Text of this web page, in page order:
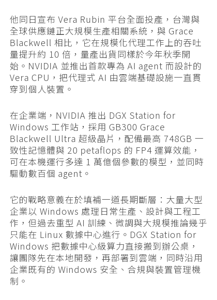
他同日宣布 Vera Rubin 平台全面投產，台灣與
全球供應鏈正大規模生產相關系統，與 Grace
Blackwell 相比，它在規模化代理工作上的吞吐
量提升約 10 倍，量產出貨同樣於今年秋季開
始。NVIDIA 並推出首款專為 AI agent 而設計的
Vera CPU，把代理式 AI 由雲端基礎設施一直貫
穿到個人裝置。
在企業端，NVIDIA 推出 DGX Station for
Windows 工作站，採用 GB300 Grace
Blackwell Ultra 超級晶片，配備最高 748GB 一
致性記憶體與 20 petaflops 的 FP4 運算效能，
可在本機運行多達 1 萬億個參數的模型，並同時
驅動數百個 agent。
它的戰略意義在於填補一道長期斷層：大量大型
企業以 Windows 處理日常生產、設計與工程工
作，但過去重型 AI 訓練、微調與大規模推論幾乎
只能在 Linux 數據中心進行。DGX Station for
Windows 把數據中心級算力直接搬到辦公桌，
讓團隊先在本地開發，再部署到雲端，同時沿用
企業既有的 Windows 安全、合規與裝置管理機
制。